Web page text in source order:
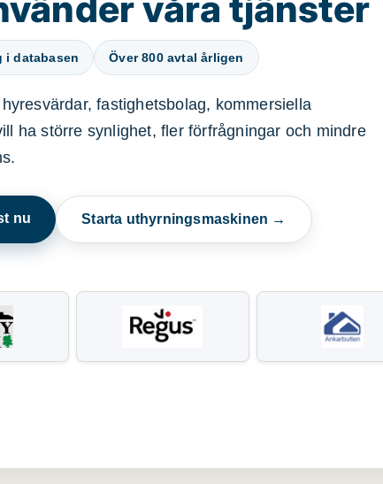
i databasen Över 800 avtal årligen
fastighetsbolag, kommersiella
ha större synlighet, fler förfrågningar och mindre
nu Starta uthyrningsmaskinen →